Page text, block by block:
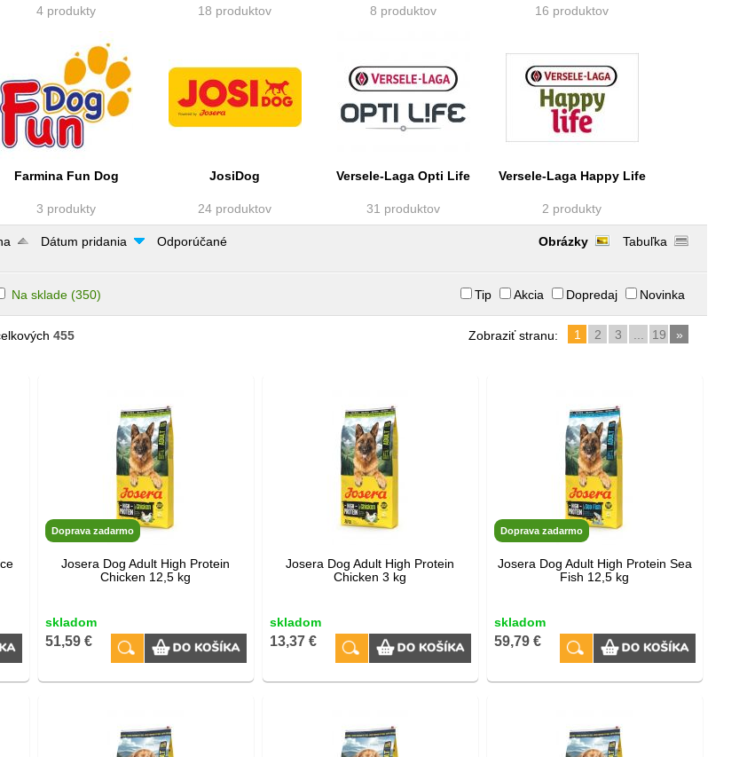
4 produkty 18 produktov 8 produktov 16 produktov
Farmina Fun Dog
3 produkty
JosiDog
24 produktov
Versele-Laga Opti Life
31 produktov
Versele-Laga Happy Life
2 produkty
Dátum pridania
Odporúčané
Obrázky Tabuľka
Na sklade (350) Tip Akcia Dopredaj Novinka
455 Zobraziť stranu: 1 2 3 19 »
Doprava zadarmo
Josera Dog Adult High Protein
Chicken 12,5 kg
skladom
51,59 €
Josera Dog Adult High Protein
Chicken 3 kg
skladom
13,37 €
Doprava zadarmo
Josera Dog Adult High Protein Sea
Fish 12,5 kg
skladom
59,79 €